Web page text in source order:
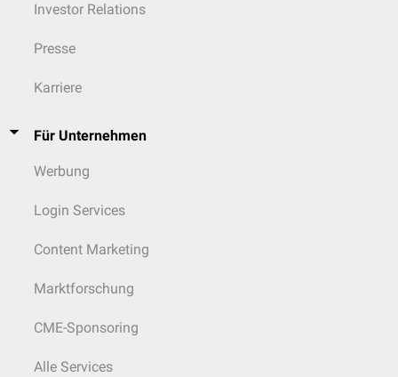
Investor Relations
Presse
Karriere
Für Unternehmen
Werbung
Login Services
Content Marketing
Marktforschung
CME-Sponsoring
Alle Services